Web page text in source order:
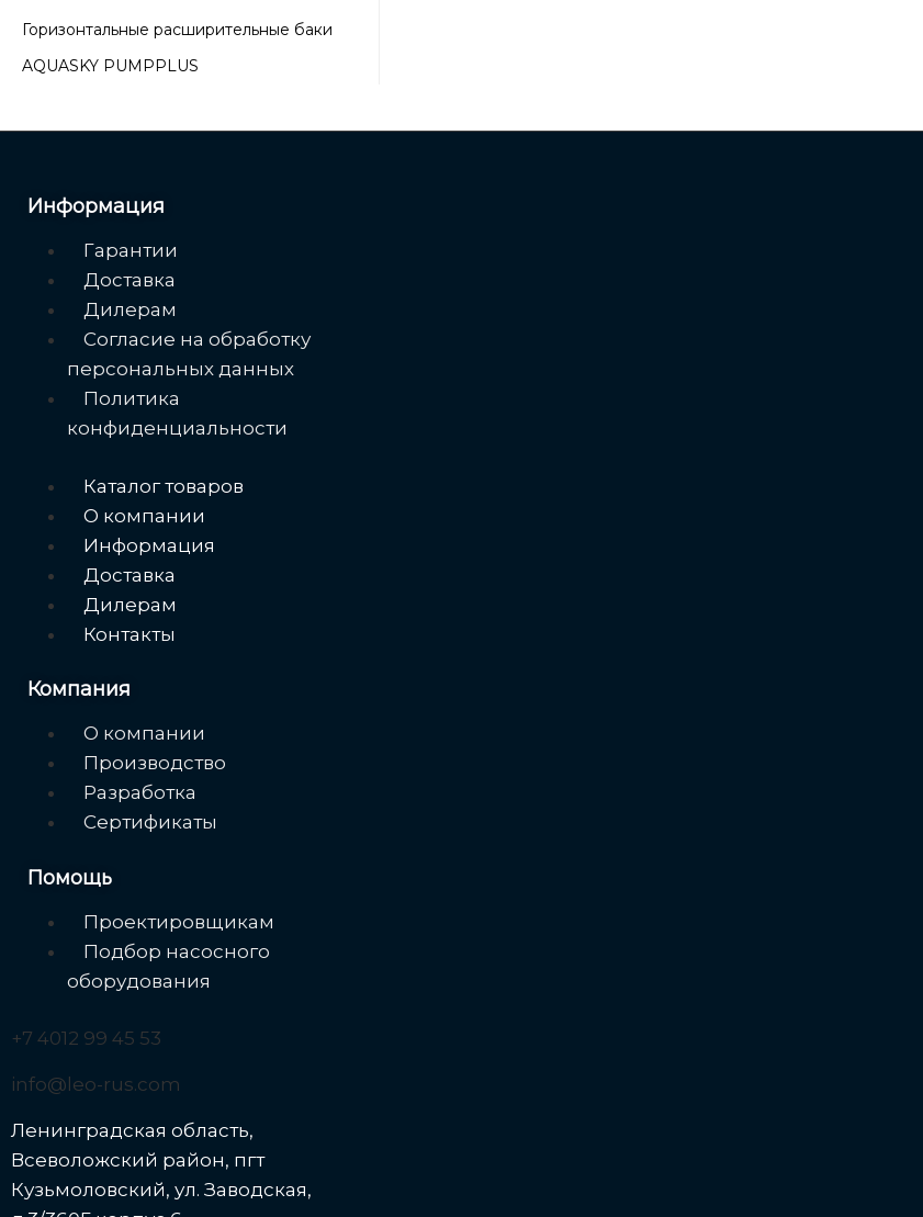
Горизонтальные расширительные баки
AQUASKY PUMPPLUS
Информация
Меню
Гарантии
Доставка
Дилерам
Согласие на обработку
персональных данных
Политика
конфиденциальности
Меню
Каталог товаров
О компании
Информация
Доставка
Дилерам
Контакты
Компания
Меню
О компании
Производство
Разработка
Сертификаты
Помощь
Меню
Проектировщикам
Подбор насосного
оборудования
+7 4012 99 45 53
info@leo-rus.com
Ленинградская область,
Всеволожский район, пгт
Кузьмоловский, ул. Заводская,